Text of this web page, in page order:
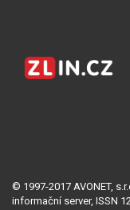
© 1997-2017 AVONET,
informační server, ISSN